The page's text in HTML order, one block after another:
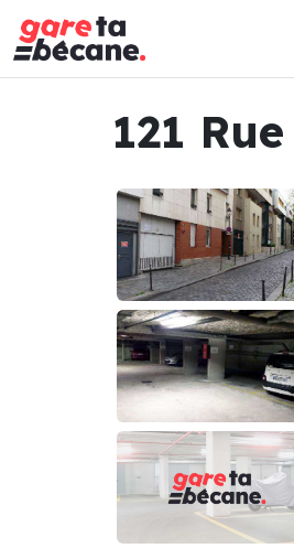
121